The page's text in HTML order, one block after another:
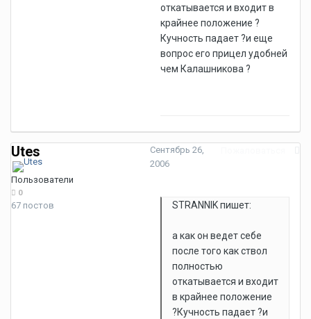
откатывается и входит в
крайнее положение ?
Кучность падает ?и еще
вопрос его прицел удобней
чем Калашникова ?
Utes
Пользователи
0
67 постов
Сентябрь 26,
2006
STRANNIK пишет:
а как он ведет себе
после того как ствол
полностью
откатывается и входит
в крайнее положение
?Кучность падает ?и